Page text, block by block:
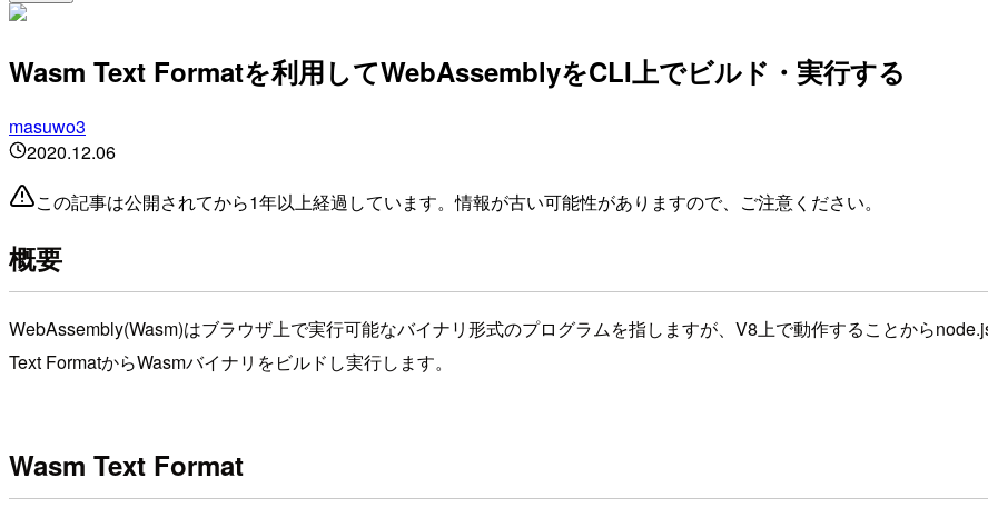
Wasm Text Formatを利用してWebAssemblyをCLI上でビルド・実行する
masuwo3
2020.12.06
この記事は公開されてから1年以上経過しています。情報が古い可能性がありますので、ご注意ください。
概要
WebAssembly(Wasm)はブラウザ上で実行可能なバイナリ形式のプログラムを指しますが、V8上で動作することから
Text FormatからWasmバイナリをビルドし実行します。
Wasm Text Format